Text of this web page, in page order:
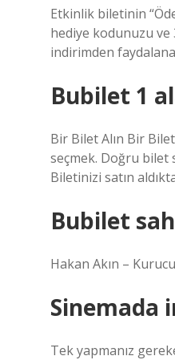
Etkinlik biletinin
hediye kodunuzu ve
indirimden
Bubilet 1
Bir Bilet Alın Bir
seçmek. Doğru bilet
Biletinizi satın
Bubilet
Hakan Akın –
Sinemada
Tek yapmanız